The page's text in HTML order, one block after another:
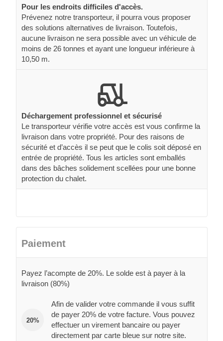
Pour les endroits difficiles d'accès.
Prévenez notre transporteur, il pourra vous proposer
des solutions alternatives de livraison. Toutefois,
aucune livraison ne sera possible avec un véhicule de
moins de 26 tonnes et ayant une longueur inférieure à
10,50 m.
Déchargement professionnel et sécurisé
Le transporteur vérifie votre accès est vous confirme la
livraison dans votre propriété. Pour des raisons de
sécurité et d’accès il se peut que le colis soit déposé en
entrée de propriété. Tous les articles sont emballés
dans des bâches solidement scellées pour une bonne
protection du chalet.
Paiement
Payez l’acompte de 20%. Le solde est à payer à la
livraison (80%)
20%
Afin de valider votre commande il vous suffit
de payer 20% de votre facture. Vous pouvez
effectuer un virement bancaire ou payer
directement par carte bleue sur notre site.